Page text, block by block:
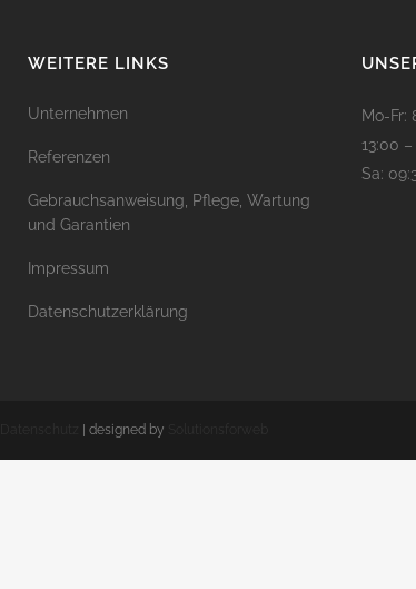
WEITERE LINKS
Unternehmen
Referenzen
Gebrauchsanweisung, Pflege, Wartung
und Garantien
Impressum
Datenschutzerklärung
Mo-Fr:
13:00
Sa:
| designed by